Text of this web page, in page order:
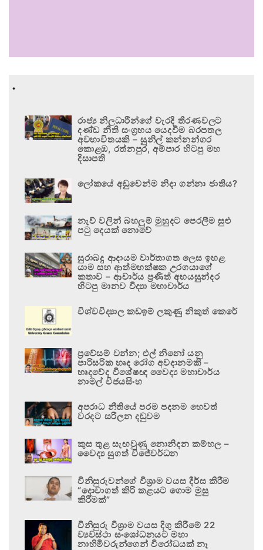
.
රාජ්‍ය නිලධාරීන්ගේ වැරදි තීරණවලට
දණ්ඩ නීති සංග්‍රහය යෙදවීම බරපතල
අවභාවිතයකි – සුනිල් කන්නන්ගර
කොළඹ, රත්නපුර, අම්පාර හිටපු මහ
දිසාපති
ලෝකයේ අඩුවෙන්ම නිදා ගන්නා ජාතිය?
නැව් වලින් බහලුම් මුහුදට පෙරලීම සුළු
පටු දෙයක් නොවේ
සුරාබදු ආදායම වාර්තාගත ලෙස ඉහළ
යාම සහ ආත්මභක්ෂක උරගයාගේ
කතාව – ආචාර්ය ප්‍රණීත් අභයසුන්දර
හිටපු මානව විද්‍යා මහාචාර්ය
විශ්වවිද්‍යාල කඩඉම් ලකුණු නිකුත් කෙරේ
ප්‍රවේසම් වන්න; එල් නිනෝ යනු
පාරිසරික හෘද රෝග අවදානමකි –
හෘදවේද විශේෂඥ වෛද්‍ය මහාචාර්ය
නාමල් විජයසිංහ
අපරාධ නීතියේ පරම පදනම හෙවත්
වරදට සරිලන දඬුවම
කුස තුළ සැඟවුණු නොනිදන කම්හල –
වෛද්‍ය සුගත් විජේවර්ධන
විනිසුරුවන්ගේ විශ්‍රාම වයස දීර්ඝ කිරීම
“දොවාගත් කිරි කළයට ගොම මුසු
කිරීමක්”
විනිසුරු විශ්‍රාම වයස දිගු කිරීමේ 22
ව්‍යවස්ථා සංශෝධනයට මහා
නාහිමිවරුන්ගෙන් විරෝධයක් නෑ